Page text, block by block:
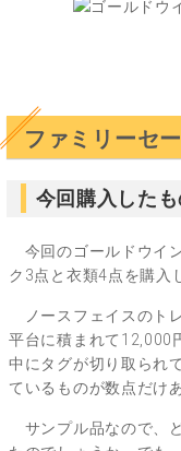
ファミリーセ
今回購入した
今回のゴールドウイ
ク3点と衣類4点を購入
ノースフェイスのト
平台に積まれて12,000
中にタグが切り取られ
ているものが数点だけ
サンプル品なので、